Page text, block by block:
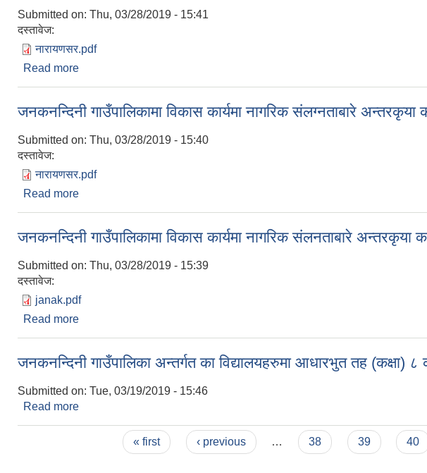
Submitted on: Thu, 03/28/2019 - 15:41
दस्तावेज:
नारायणसर.pdf
Read more
जनकनन्दिनी गाउँपालिकामा विकास कार्यमा नागरिक संलग्नताबारे
Submitted on: Thu, 03/28/2019 - 15:40
दस्तावेज:
नारायणसर.pdf
Read more
जनकनन्दिनी गाउँपालिकामा विकास कार्यमा नागरिक संलनताबारे अन्तरकृया
Submitted on: Thu, 03/28/2019 - 15:39
दस्तावेज:
janak.pdf
Read more
जनकनन्दिनी गाउँपालिका अन्तर्गत का विद्यालयहरुमा आधारभुत तह (कक्षा) ८
Submitted on: Tue, 03/19/2019 - 15:46
Read more
« first ‹ previous … 38 39 40